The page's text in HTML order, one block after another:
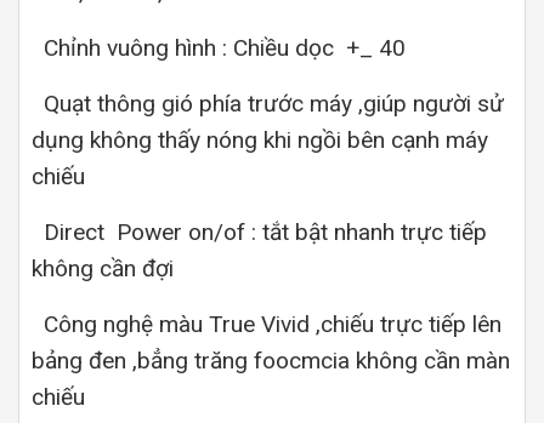
Chỉnh vuông hình : Chiều dọc +_ 40
Quạt thông gió phía trước máy ,giúp người sử
dụng không thấy nóng khi ngồi bên cạnh máy
chiếu
Direct Power on/of : tắt bật nhanh trực tiếp
không cần đợi
Công nghệ màu True Vivid ,chiếu trực tiếp lên
bảng đen ,bẳng trăng foocmcia không cần màn
chiếu